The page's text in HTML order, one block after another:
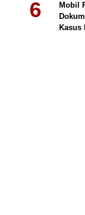
Mobil
Kasus